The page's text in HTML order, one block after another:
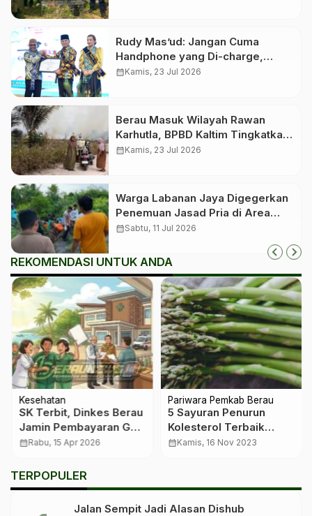
Rudy Mas’ud: Jangan Cuma
Handphone yang Di-charge,
Keluarga Juga Wajib Di-charge
calendar_monthKamis, 23 Jul 2026
Berau Masuk Wilayah Rawan
Karhutla, BPBD Kaltim Tingkatkan
Kewaspadaan Jelang Puncak
calendar_monthKamis, 23 Jul 2026
Warga Labanan Jaya Digegerkan
Penemuan Jasad Pria di Area
Perkebunan
calendar_monthSabtu, 11 Jul 2026
REKOMENDASI UNTUK ANDA
Kesehatan
SK Terbit, Dinkes Berau
Jamin Pembayaran Gaji
Nakes yang Sempat
calendar_monthRabu, 15 Apr 2026
Pariwara Pemkab Berau
5 Sayuran Penurun
Kolesterol Terbaik
Menurut Ahli
calendar_monthKamis, 16 Nov 2023
TERPOPULER
Jalan Sempit Jadi Alasan Dishub